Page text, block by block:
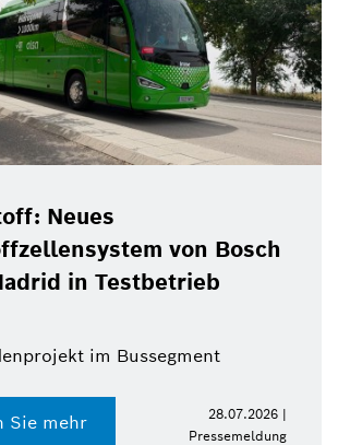
Neues
von Bosch
in Testbetrieb
im Bussegment
Sie mehr
28.07.2026 |
Pressemeldung